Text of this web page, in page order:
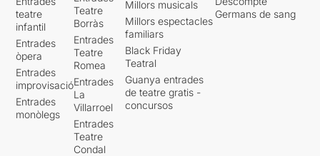
teatre
infantil
Entrades
òpera
Entrades
improvisació
Entrades
monòlegs
Teatre
Borràs
Entrades
Teatre
Romea
Entrades
La
Villarroel
Entrades
Teatre
Condal
Millors musicals
Millors espectacles
familiars
Black Friday
Teatral
Guanya entrades
de teatre gratis -
concursos
Germans de sang